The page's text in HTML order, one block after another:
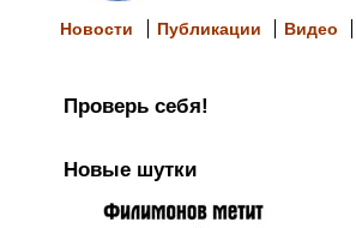
Новости Публикации Видео
Проверь себя!
Новые шутки